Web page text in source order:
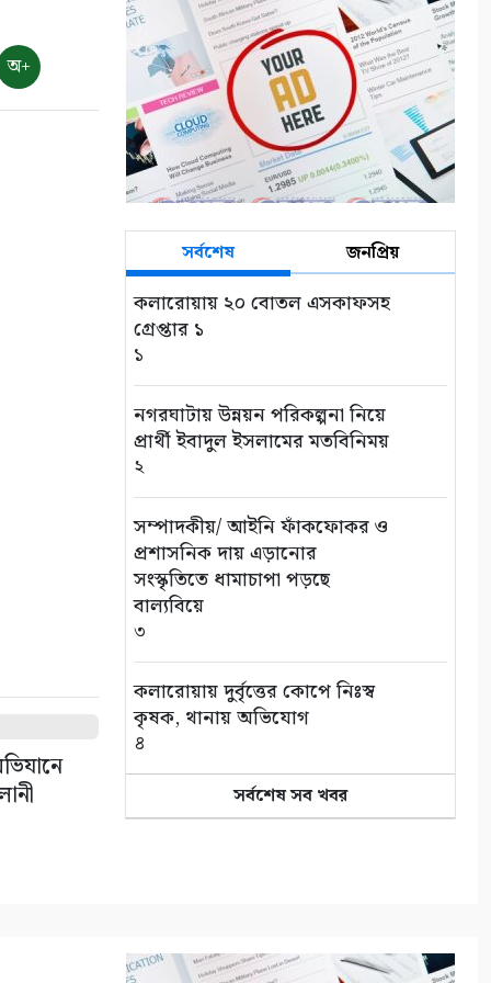
৭ আগস্ট: ন্যাশনাল লাইটহাউস ডে-
সমুদ্রপথের নীরব পথপ্রদর্শক
৯
শ্যামনগরে সিএনআরএসের জলবায়ু
সহনশীলতা বিষয়ক প্রকল্প সভা
১০
অ+
সর্বশেষ জনপ্রিয়
কলারোয়ায় ২০ বোতল এসকাফসহ
গ্রেপ্তার ১
১
নগরঘাটায় উন্নয়ন পরিকল্পনা নিয়ে
প্রার্থী ইবাদুল ইসলামের মতবিনিময়
২
সম্পাদকীয়/ আইনি ফাঁকফোকর ও
প্রশাসনিক দায় এড়ানোর
সংস্কৃতিতে ধামাচাপা পড়ছে
বাল্যবিয়ে
৩
কলারোয়ায় দুর্বৃত্তের কোপে নিঃস্ব
কৃষক, থানায় অভিযোগ
৪
সড়ক পথে চাঁদাবাজি বন্ধে সর্বোচ্চ
কঠোর অবস্থান: বাস ও ট্রাক
কলারোয়ার জয়নগরে সরকারি গাছ
সর্বশেষ সব খবর